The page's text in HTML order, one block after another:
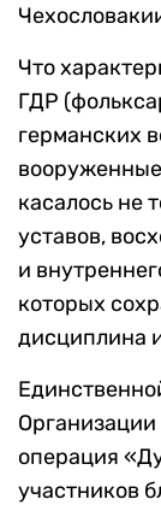
Что
ГДР
германских
касалось не
уставов,
и
которых
дисциплина
Организации
операция
участников